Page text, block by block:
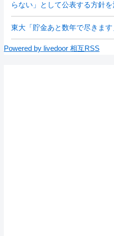
らない」として公表する方針
東大「貯金あと数年で尽きま
Powered by livedoor 相互RSS